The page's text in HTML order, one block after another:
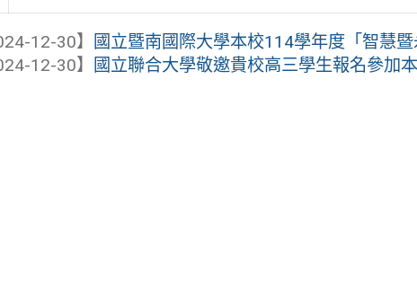
12-30】
國立暨南國際大學本校114學年度「智慧
12-30】
國立聯合大學敬邀貴校高三學生報名參加